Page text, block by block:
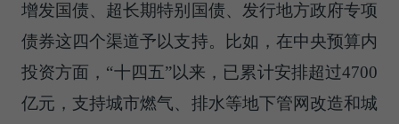
增发国债、超长期特别国债、发行地方政府专项
债券这四个渠道予以支持。比如，在中央预算内
投资方面，“十四五”以来，已累计安排超过4700
亿元，支持城市燃气、排水等地下管网改造和城